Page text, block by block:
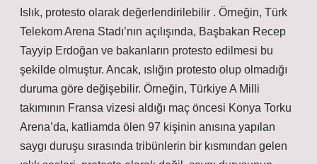
Islık, protesto olarak değerlendirilebilir . Örneğin, Türk
Telekom Arena Stadı’nın açılışında, Başbakan Recep
Tayyip Erdoğan ve bakanların protesto edilmesi bu
şekilde olmuştur. Ancak, ıslığın protesto olup olmadığı
duruma göre değişebilir. Örneğin, Türkiye A Milli
takımının Fransa vizesi aldığı maç öncesi Konya Torku
Arena’da, katliamda ölen 97 kişinin anısına yapılan
saygı duruşu sırasında tribünlerin bir kısmından gelen